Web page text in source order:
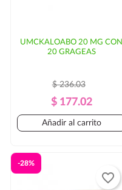
UMCKALOABO 20 MG CON
20 GRAGEAS
Precio
Regular
$ 236.03
Precio
$ 177.02
Añadir al carrito
-28%
favorite_border